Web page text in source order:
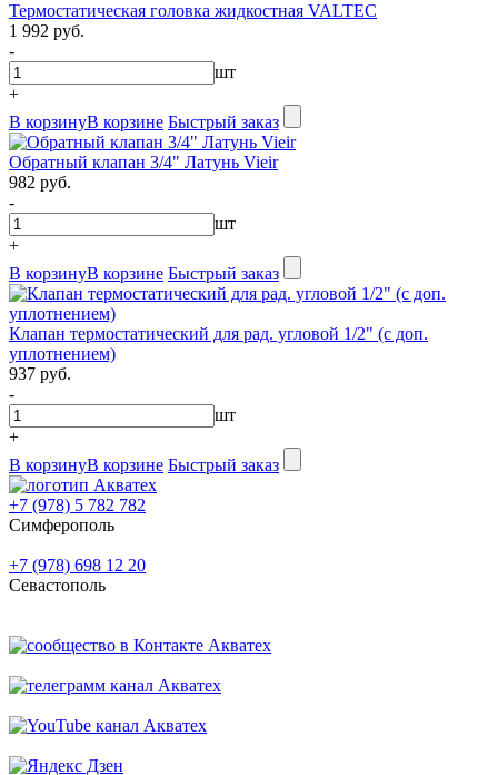
Термостатическая головка жидкостная VALTEC
1 992 руб.
-
шт
+
В корзинуВ корзине Быстрый заказ
Обратный клапан 3/4" Латунь Vieir
982 руб.
-
шт
+
В корзинуВ корзине Быстрый заказ
Клапан термостатический для рад. угловой 1/2" (с доп.
уплотнением)
937 руб.
-
шт
+
В корзинуВ корзине Быстрый заказ
+7 (978) 5 782 782
Симферополь
+7 (978) 698 12 20
Севастополь